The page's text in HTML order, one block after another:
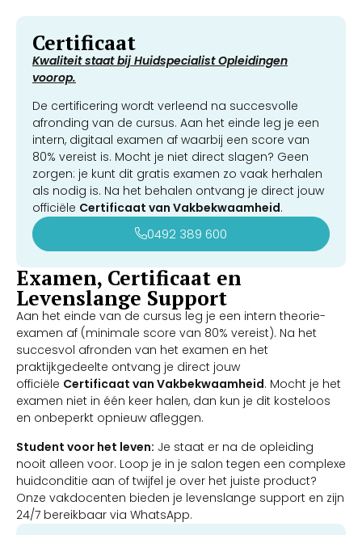
Certificaat
Kwaliteit staat bij Huidspecialist Opleidingen
voorop.
De certificering wordt verleend na succesvolle
afronding van de cursus. Aan het einde leg je een
intern, digitaal examen af waarbij een score van
80% vereist is. Mocht je niet direct slagen? Geen
zorgen: je kunt dit gratis examen zo vaak herhalen
als nodig is. Na het behalen ontvang je direct jouw
officiële Certificaat van Vakbekwaamheid.
0492 389 600
Examen, Certificaat en
Levenslange Support
Aan het einde van de cursus leg je een intern theorie-
examen af (minimale score van 80% vereist). Na het
succesvol afronden van het examen en het
praktijkgedeelte ontvang je direct jouw
officiële Certificaat van Vakbekwaamheid. Mocht je het
examen niet in één keer halen, dan kun je dit kosteloos
en onbeperkt opnieuw afleggen.
Student voor het leven: Je staat er na de opleiding
nooit alleen voor. Loop je in je salon tegen een complexe
huidconditie aan of twijfel je over het juiste product?
Onze vakdocenten bieden je levenslange support en zijn
24/7 bereikbaar via WhatsApp.